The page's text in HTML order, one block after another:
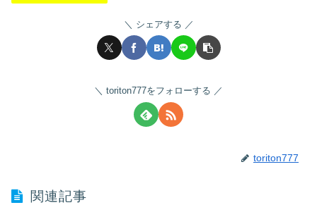
シェアする
toriton777をフォローする
toriton777
関連記事